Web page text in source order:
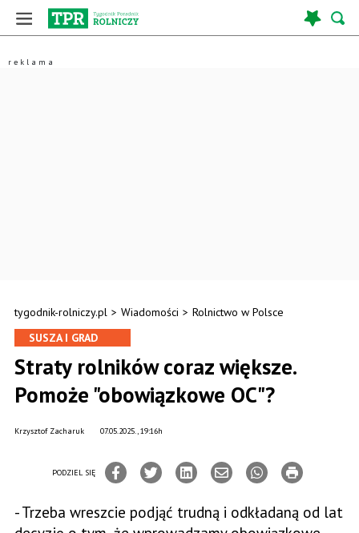
tygodnik-rolniczy.pl > Wiadomości > Rolnictwo w Polsce
SUSZA I GRAD
Straty rolników coraz większe.
Pomoże "obowiązkowe OC"?
07.05.2025., 19:16h
Krzysztof Zacharuk
PODZIEL SIĘ
- Trzeba wreszcie podjąć trudną i odkładaną od lat